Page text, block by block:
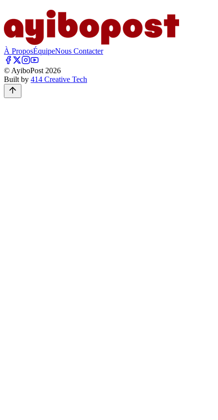
À ProposÉquipeNous Contacter
© AyiboPost 2026
Built by 414 Creative Tech